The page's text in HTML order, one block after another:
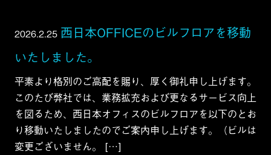
2026.2.25 西日本OFFICEのビルフロアを移動
いたしました。
平素より格別のご高配を賜り、厚く御礼申し上げます。
このたび弊社では、業務拡充および更なるサービス向上
を図るため、西日本オフィスのビルフロアを以下のとお
り移動いたしましたのでご案内申し上げます。（ビルは
変更ございません。 […]